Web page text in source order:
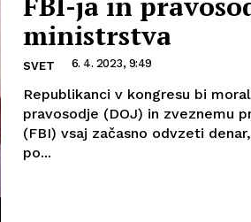
ministrstva
SVET 6. 4. 2023, 9:49
Republikanci v kongresu bi
pravosodje (DOJ) in zveznemu
(FBI) vsaj začasno odvzeti
po...